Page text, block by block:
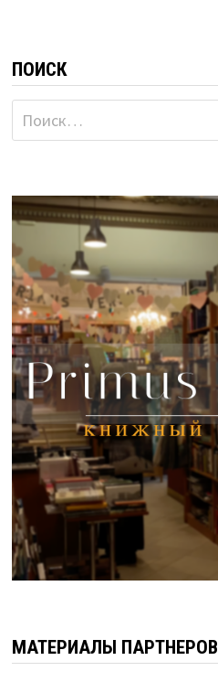
ПОИСК
Найти:
МАТЕРИАЛЫ ПАРТНЕРОВ